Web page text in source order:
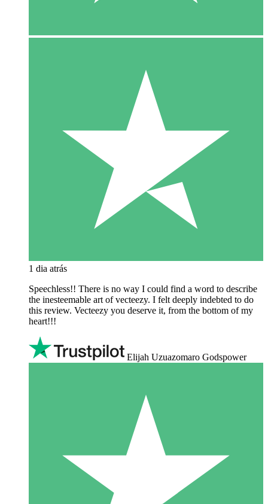
1 dia atrás
Speechless!! There is no way I could find a word to describe
the inesteemable art of vecteezy. I felt deeply indebted to do
this review. Vecteezy you deserve it, from the bottom of my
heart!!!
Elijah Uzuazomaro Godspower